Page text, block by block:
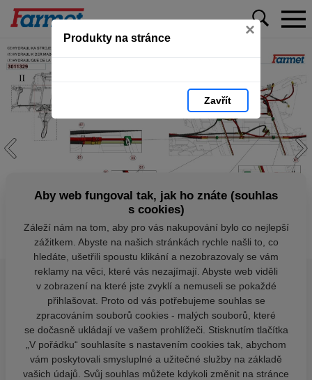
Produkty na stránce ×
Zavřít
Aby web fungoval tak, jak ho znáte (souhlas
s cookies)
Záleží nám na tom, aby pro vás nakupování bylo co nejlepší
zážitkem. Abyste na našich stránkách rychle našli to, co
hledáte, ušetřili spoustu klikání a nezobrazovaly se vám
reklamy na věci, které vás nezajímají. Abyste web viděli
v zobrazení na které jste zvyklí a nemuseli se pokaždé
přihlašovat. Proto od vás potřebujeme souhlas se
zpracováním souborů cookies - malých souborů, které
se dočasně ukládají ve vašem prohlížeči. Stisknutím tlačítka
„V pořádku“ souhlasíte s nastavením cookies tak, abychom
vám poskytovali smysluplné a užitečné služby na základě
vašich údajů. Svůj souhlas můžete kdykoli změnit na stránce